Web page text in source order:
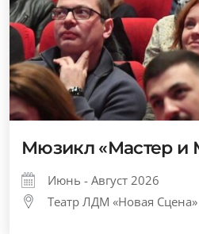
Мюзикл «Мастер и
Июнь - Август 2026
Театр ЛДМ «Новая Сцена»